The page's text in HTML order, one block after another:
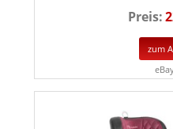
Preis:
zum